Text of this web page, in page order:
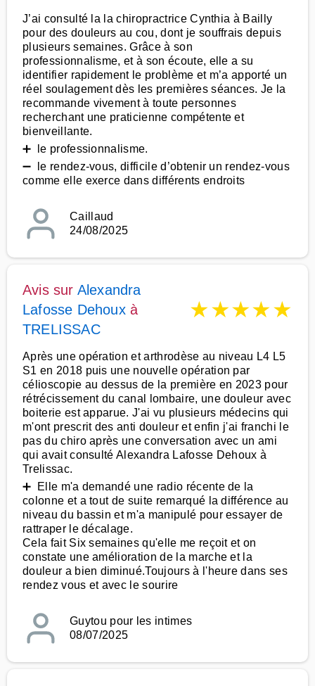
J’ai consulté la la chiropractrice Cynthia à Bailly
pour des douleurs au cou, dont je souffrais depuis
plusieurs semaines. Grâce à son
professionnalisme, et à son écoute, elle a su
identifier rapidement le problème et m’a apporté un
réel soulagement dès les premières séances. Je la
recommande vivement à toute personnes
recherchant une praticienne compétente et
bienveillante.
➕ le professionnalisme.
➖ le rendez-vous, difficile d’obtenir un rendez-vous
comme elle exerce dans différents endroits
Caillaud
24/08/2025
Avis sur Alexandra
Lafosse Dehouxà
TRELISSAC
★★★★★
Après une opération et arthrodèse au niveau L4 L5
S1 en 2018 puis une nouvelle opération par
célioscopie au dessus de la première en 2023 pour
rétrécissement du canal lombaire, une douleur avec
boiterie est apparue. J'ai vu plusieurs médecins qui
m'ont prescrit des anti douleur et enfin j'ai franchi le
pas du chiro après une conversation avec un ami
qui avait consulté Alexandra Lafosse Dehoux à
Trelissac.
➕ Elle m'a demandé une radio récente de la
colonne et a tout de suite remarqué la différence au
niveau du bassin et m'a manipulé pour essayer de
rattraper le décalage.
Cela fait Six semaines qu'elle me reçoit et on
constate une amélioration de la marche et la
douleur a bien diminué.Toujours à l'heure dans ses
rendez vous et avec le sourire
Guytou pour les intimes
08/07/2025